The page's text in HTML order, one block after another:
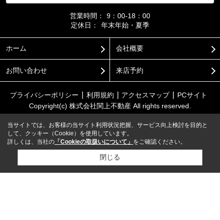
営業時間：
9：00-18：00
定休日：
年末年始・夏季
ホーム 会社概要
お問い合わせ 来店予約
プライバシーポリシー 利用規約 アクセスマップ
PCサイト
Copyright(c) 株式会社関上不動産 All rights reserved.
当サイトでは、お客様の当サイト利用状況把握、サービス向上検討を目的と
して、クッキー（Cookie）を使用しています。
詳しくは、当社の 「Cookieの取扱いについて」 をご確認ください。
閉じる